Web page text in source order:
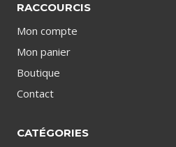
RACCOURCIS
Mon compte
Mon panier
Boutique
Contact
CATÉGORIES